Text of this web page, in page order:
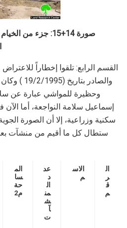
صورة 14+15: جزء من
والصادر
وحظيرة للمواشي عبارة عن
إسماعيل سلامة النواجعة، أما
سكنية وزراعية، إلا أن الصورة
ال
ر
ق
م
الاس
م
عد
د
ال
من
ش
آ
ت
الم
سا
حة
م2